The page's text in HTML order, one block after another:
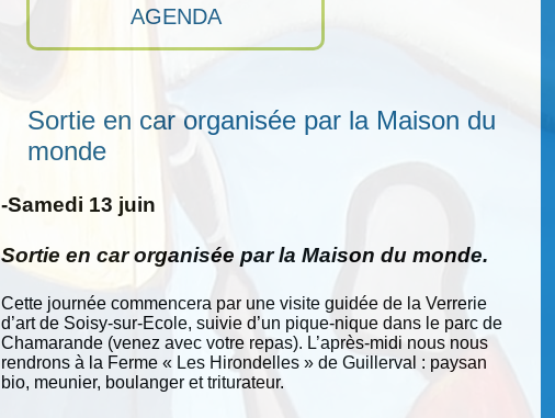
AGENDA
Sortie en car organisée par la Maison du
monde
-Samedi 13 juin
Sortie en car organisée par la Maison du monde.
Cette journée commencera par une visite guidée de la Verrerie
d’art de Soisy-sur-Ecole, suivie d’un pique-nique dans le parc de
Chamarande (venez avec votre repas). L’après-midi nous nous
rendrons à la Ferme « Les Hirondelles » de Guillerval : paysan
bio, meunier, boulanger et triturateur.